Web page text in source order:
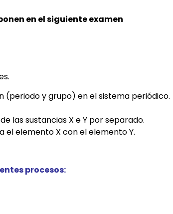
en el siguiente examen
(periodo y grupo) en el sistema periódico.
las sustancias X e Y por separado.
elemento X con el elemento Y.
procesos: